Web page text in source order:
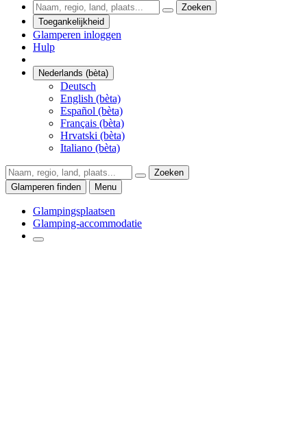
Zoeken
Toegankelijkheid
Glamperen inloggen
Hulp
Nederlands (bèta)
Deutsch
English (bèta)
Español (bèta)
Français (bèta)
Hrvatski (bèta)
Italiano (bèta)
Zoeken
Glamperen finden
Menu
Glampingsplaatsen
Glamping-accommodatie